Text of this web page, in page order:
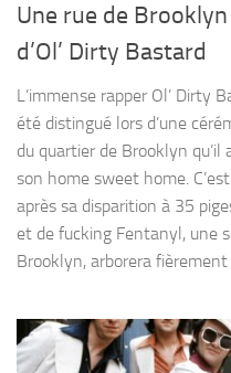
Une rue de
d’Ol’ Dirty Bastard
L’immense rapper Ol’ Dirty
été distingué lors d’une
du quartier de Brooklyn
son home sweet home.
après sa disparition à 35
et de fucking Fentanyl, une
Brooklyn, arborera